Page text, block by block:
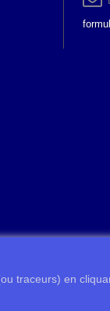
traceurs) en